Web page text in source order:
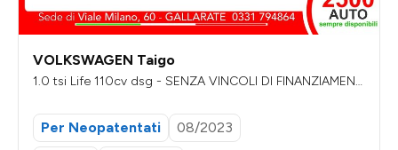
VOLKSWAGEN Taigo
1.0 tsi Life 110cv dsg - SENZA VINCOLI DI FINANZIAMENT
Per Neopatentati
08/2023